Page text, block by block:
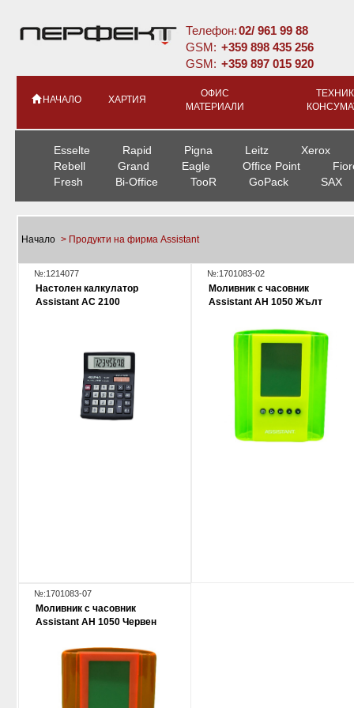
Телефон:02/ 961 99 88
GSM: +359 898 435 256
GSM: +359 897 015 920
НАЧАЛО ХАРТИЯ
ОФИС
МАТЕРИАЛИ
Esselte Rapid Pigna Leitz
Xerox
Rebell
Grand Eagle Office Point
Fresh
Bi-Office TooR GoPack SAX
Начало > Продукти на фирма Assistant
№:1214077
Настолен калкулатор
Assistant AC 2100
№:1701083-02
Моливник с часовник
Assistant AH 1050 Жълт
№:1701083-07
Моливник с часовник
Assistant AH 1050 Червен